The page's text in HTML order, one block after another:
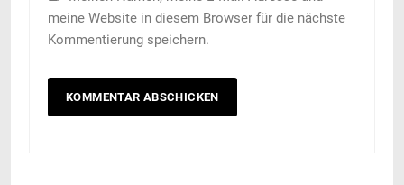
meine Website in diesem Browser für die nächste
Kommentierung speichern.